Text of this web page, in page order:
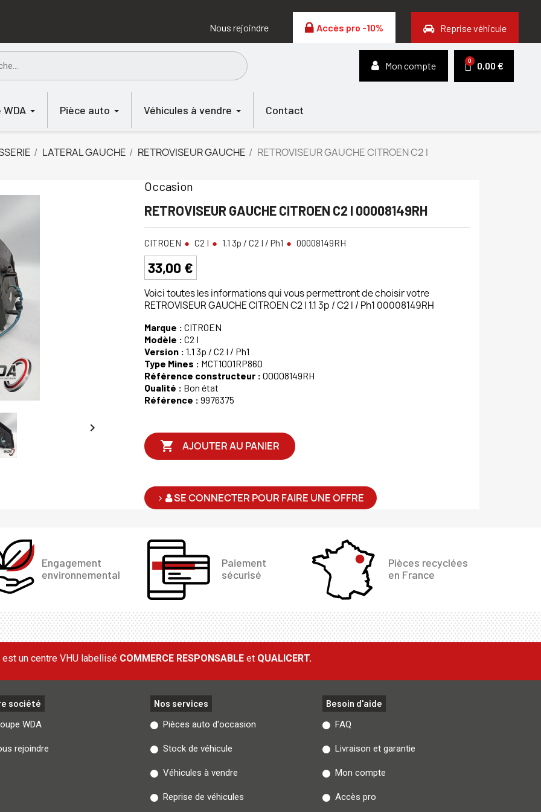
Nous rejoindre Accès pro -10% Reprise véhicule
Mon compte 0,00 €
WDA Pièce auto Véhicules à vendre Contact
LATERAL GAUCHE RETROVISEUR GAUCHE RETROVISEUR GAUCHE CITROEN C2 I

Occasion
RETROVISEUR GAUCHE CITROEN C2 I 00008149RH
CITROEN C2 I 1.1 3p / C2 I / Ph1 00008149RH
33,00 €
Voici toutes les informations qui vous permettront de choisir votre
RETROVISEUR GAUCHE CITROEN C2 I 1.1 3p / C2 I / Ph1 00008149RH
Marque : CITROEN
Modèle : C2 I
Version : 1.1 3p / C2 I / Ph1
Type Mines : MCT1001RP860
Référence constructeur : 00008149RH
Qualité : Bon état
Référence : 9976375
 AJOUTER AU PANIER
> SE CONNECTER POUR FAIRE UNE OFFRE
Engagement
environnemental
Paiement
sécurisé
Pièces recyclées
en France
est un centre VHU labellisé COMMERCE RESPONSABLE et QUALICERT.
société
WDA
rejoindre
Nos services
Pièces auto d'occasion
Stock de véhicule
Véhicules à vendre
Reprise de véhicules
Besoin d'aide
FAQ
Livraison et garantie
Mon compte
Accès pro